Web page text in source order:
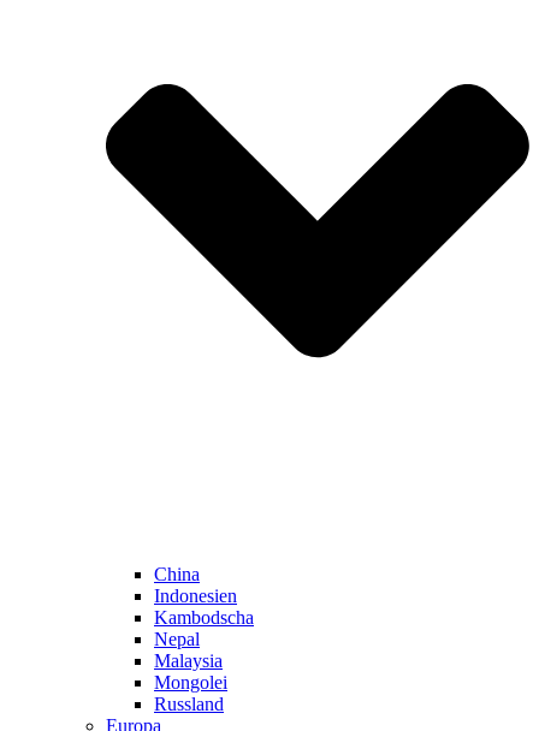
China
Indonesien
Kambodscha
Nepal
Malaysia
Mongolei
Russland
Europa